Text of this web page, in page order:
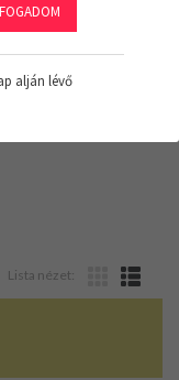
Lista nézet:
alján lévő